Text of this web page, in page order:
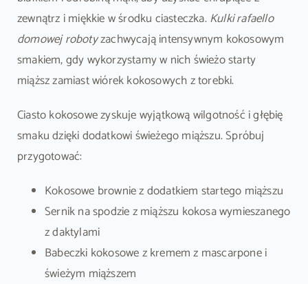
zewnątrz i miękkie w środku ciasteczka.Kulki rafaello
domowej robotyzachwycają intensywnym kokosowym
smakiem, gdy wykorzystamy w nich świeżo starty
miąższ zamiast wiórek kokosowych z torebki.
Ciasto kokosowe zyskuje wyjątkową wilgotność i głębię
smaku dzięki dodatkowi świeżego miąższu. Spróbuj
przygotować:
Kokosowe brownie z dodatkiem startego miąższu
Sernik na spodzie z miąższu kokosa wymieszanego
z daktylami
Babeczki kokosowe z kremem z mascarpone i
świeżym miąższem